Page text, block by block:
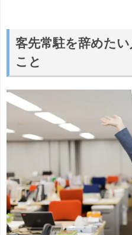
客先常駐を辞めた
こと